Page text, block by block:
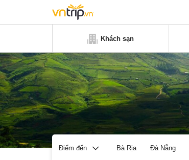
Khách sạn
Điểm đến Bà Rịa Đà Nẵng